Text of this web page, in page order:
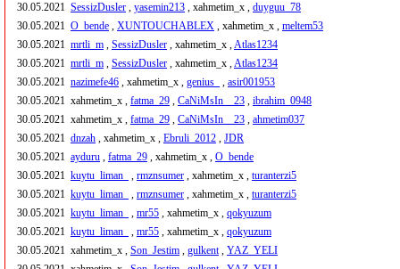
30.05.2021 SessizDusler , yasemin213 , xahmetim_x , duyguu_78
30.05.2021 O_bende , XUNTOUCHABLEX , xahmetim_x , meltem53
30.05.2021 mrtli_m , SessizDusler , xahmetim_x ,Atlas1234
30.05.2021 mrtli_m , SessizDusler , xahmetim_x ,Atlas1234
30.05.2021 nazimefe46 , xahmetim_x , genius_ , asir001953
30.05.2021 xahmetim_x , fatma_29 , CaNiMsIn__23 , ibrahim_0948
30.05.2021 xahmetim_x , fatma_29 , CaNiMsIn__23 , ahmetim037
30.05.2021 dnzah , xahmetim_x , Ebruli_2012 , JDR
30.05.2021 ayduru , fatma_29 , xahmetim_x , O_bende
30.05.2021 kuytu_liman_ , rmznsumer , xahmetim_x , turanterzi5
30.05.2021 kuytu_liman_ , rmznsumer , xahmetim_x , turanterzi5
30.05.2021 kuytu_liman_ , mr55 , xahmetim_x , qokyuzum
30.05.2021 kuytu_liman_ , mr55 , xahmetim_x , qokyuzum
30.05.2021 xahmetim_x , Son_Jestim , gulkent, YAZ_YELI